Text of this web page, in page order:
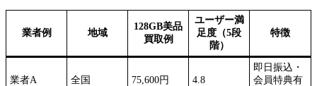
業者例 地域
128GB美品
買取例
ユーザー満
足度（5段
階）
特徴
業者A 全国 75,600円 4.8
即日振込・
会員特典有